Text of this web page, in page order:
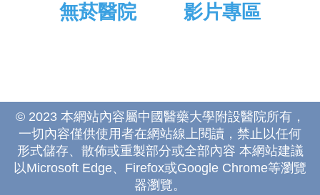
無菸醫院 影片專區
© 2023 本網站內容屬中國醫藥大學附設醫院所有，
一切內容僅供使用者在網站線上閱讀，禁止以任何
形式儲存、散佈或重製部分或全部內容 本網站建議
以Microsoft Edge、Firefox或Google Chrome等瀏覽
器瀏覽。